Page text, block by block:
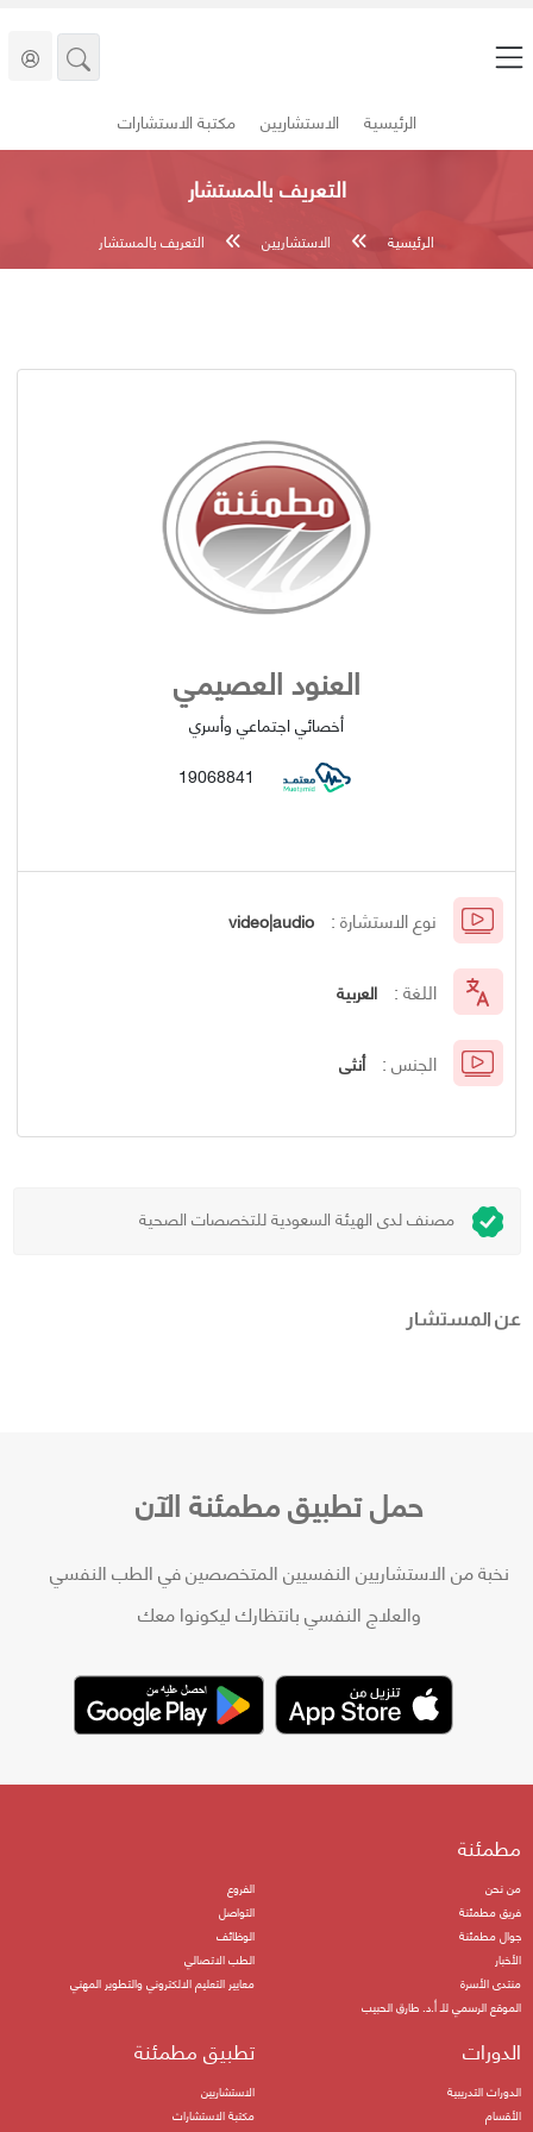
الرئيسية الاستشاريين مكتبة الاستشارات
التعريف بالمستشار
الرئيسية الاستشاريين التعريف بالمستشار
العنود العصيمي
أخصائي اجتماعي وأسري
نوع الاستشارة : video|audio
اللغة : العربية
الجنس : أنثى
مصنف لدى الهيئة السعودية للتخصصات الصحية
عن المستشار
حمل تطبيق مطمئنة الآن
نخبة من الاستشاريين النفسيين المتخصصين في الطب النفسي
والعلاج النفسي بانتظارك ليكونوا معك
مطمئنة
من نحن
فريق مطمئنة
جوال مطمئنة
الأخبار
منتدى الأسرة
الموقع الرسمي للـ أ.د. طارق الحبيب
الفروع
التواصل
الوظائف
الطب الاتصالي
معايير التعليم الالكتروني والتطوير المهني
الدورات
الدورات التدريبية
الأقسام
تطبيق مطمئنة
الاستشاريين
مكتبة الاستشارات